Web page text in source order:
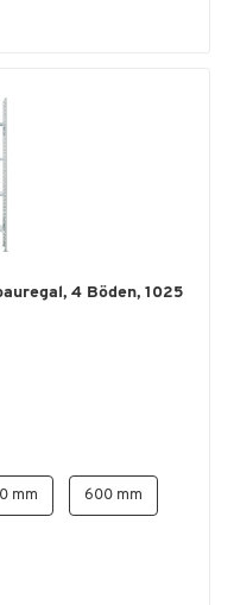
4 Böden, 1025
mm 600 mm